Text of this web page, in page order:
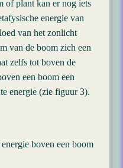
of plant kan er nog iets
energie van
van het zonlicht
van de boom zich een
zelfs tot boven de
een boom een
energie (zie figuur 3).
boven een boom